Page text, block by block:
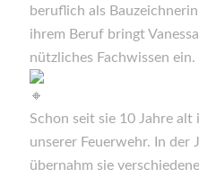
beruflich als
ihrem Beruf bringt
nützliches Fachwissen ein.
Schon seit sie 10 Jahre alt
unserer Feuerwehr. In der
übernahm sie